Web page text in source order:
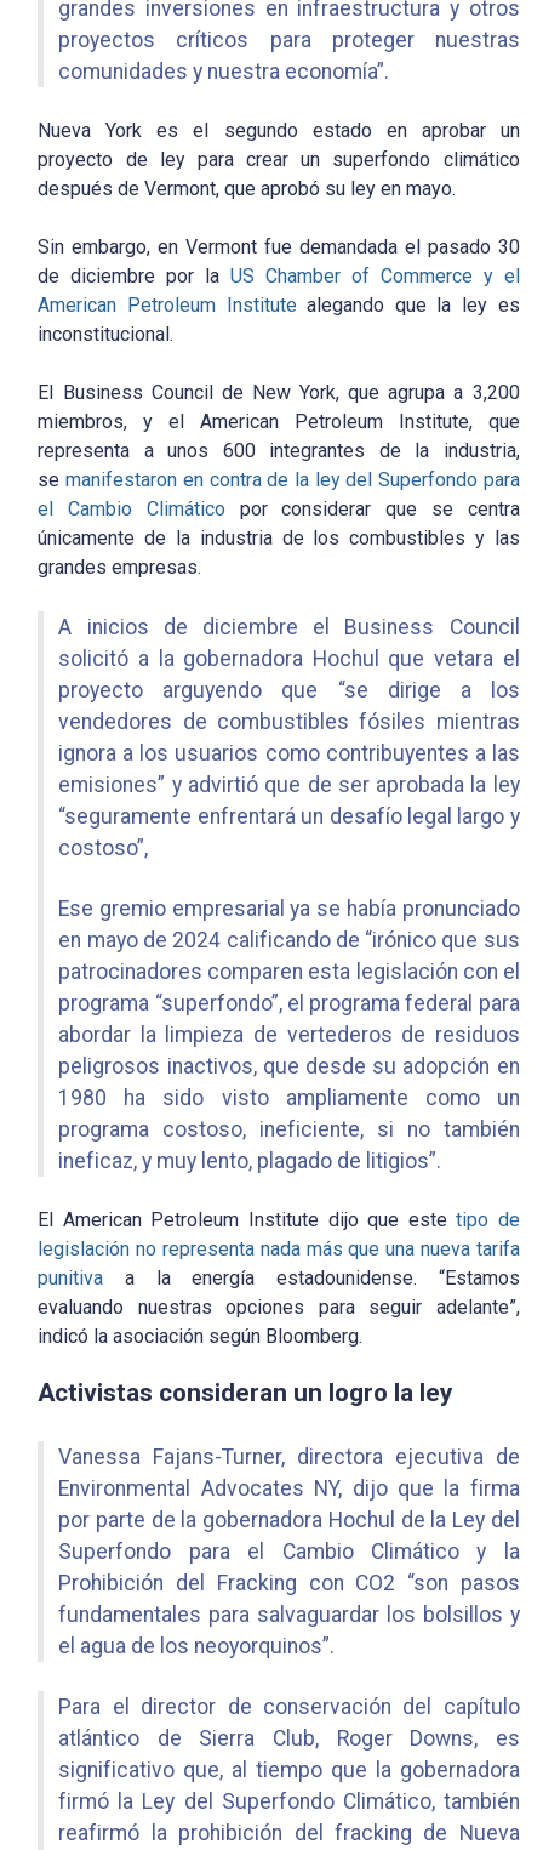
grandes inversiones en infraestructura y otros
proyectos críticos para proteger nuestras
comunidades y nuestra economía”.
Nueva York es el segundo estado en aprobar un
proyecto de ley para crear un superfondo climático
después de Vermont, que aprobó su ley en mayo.
Sin embargo, en Vermont fue demandada el pasado 30
de diciembre por laUS Chamber of Commerce y el
American Petroleum Institutealegando que la ley es
inconstitucional.
El Business Council de New York, que agrupa a 3,200
miembros, y el American Petroleum Institute, que
representa a unos 600 integrantes de la industria,
semanifestaron en contra de la ley del Superfondo para
el Cambio Climáticopor considerar que se centra
únicamente de la industria de los combustibles y las
grandes empresas.
A inicios de diciembre el Business Council
solicitó a la gobernadora Hochul que vetara el
proyecto arguyendo que “se dirige a los
vendedores de combustibles fósiles mientras
ignora a los usuarios como contribuyentes a las
emisiones” y advirtió que de ser aprobada la ley
“seguramente enfrentará un desafío legal largo y
costoso”,
Ese gremio empresarial ya se había pronunciado
en mayo de 2024 calificando de “irónico que sus
patrocinadores comparen esta legislación con el
programa “superfondo”, el programa federal para
abordar la limpieza de vertederos de residuos
peligrosos inactivos, que desde su adopción en
1980 ha sido visto ampliamente como un
programa costoso, ineficiente, si no también
ineficaz, y muy lento, plagado de litigios”.
El American Petroleum Institute dijo que estetipo de
legislación no representa nada más que una nueva tarifa
punitiva a la energía estadounidense. “Estamos
evaluando nuestras opciones para seguir adelante”,
indicó la asociación según Bloomberg.
Activistas consideran un logro la ley
Vanessa Fajans-Turner, directora ejecutiva de
Environmental Advocates NY, dijo que la firma
por parte de la gobernadora Hochul de la Ley del
Superfondo para el Cambio Climático y la
Prohibición del Fracking con CO2 “son pasos
fundamentales para salvaguardar los bolsillos y
el agua de los neoyorquinos”.
Para el director de conservación del capítulo
atlántico de Sierra Club, Roger Downs, es
significativo que, al tiempo que la gobernadora
firmó la Ley del Superfondo Climático, también
reafirmó la prohibición del fracking de Nueva